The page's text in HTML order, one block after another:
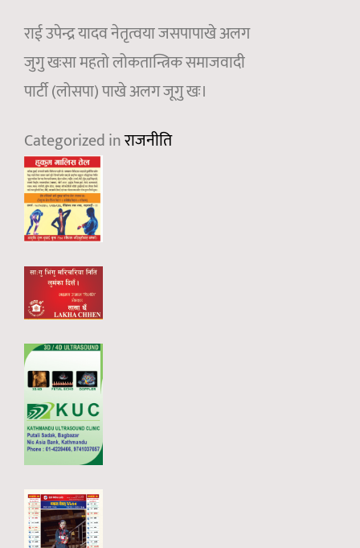
राई उपेन्द्र यादव नेतृत्वया जसपापाखे अलग
जुगु खःसा महतो लोकतान्त्रिक समाजवादी
पार्टी (लोसपा) पाखे अलग जूगु खः।
Categorized inराजनीति